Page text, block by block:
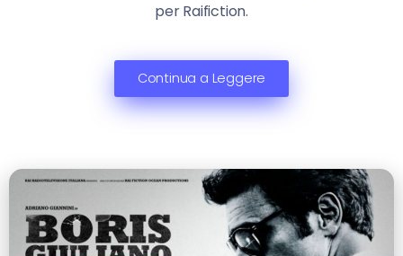
per Raifiction.
Continua a Leggere